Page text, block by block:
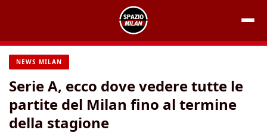
contenuto
NEWS MILAN
Serie A, ecco dove vedere tutte le
partite del Milan fino al termine
della stagione